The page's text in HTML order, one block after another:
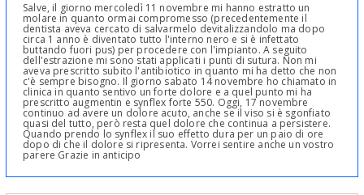
Salve, il giorno mercoledì 11 novembre mi hanno estratto un
molare in quanto ormai compromesso (precedentemente il
dentista aveva cercato di salvarmelo devitalizzandolo ma dopo
circa 1 anno è diventato tutto l'interno nero e si è infettato
buttando fuori pus) per procedere con l'impianto. A seguito
dell'estrazione mi sono stati applicati i punti di sutura. Non mi
aveva prescritto subito l'antibiotico in quanto mi ha detto che non
c'è sempre bisogno. Il giorno sabato 14 novembre ho chiamato in
clinica in quanto sentivo un forte dolore e a quel punto mi ha
prescritto augmentin e synflex forte 550. Oggi, 17 novembre
continuo ad avere un dolore acuto, anche se il viso si è sgonfiato
quasi del tutto, però resta quel dolore che continua a persistere.
Quando prendo lo synflex il suo effetto dura per un paio di ore
dopo di che il dolore si ripresenta. Vorrei sentire anche un vostro
parere Grazie in anticipo